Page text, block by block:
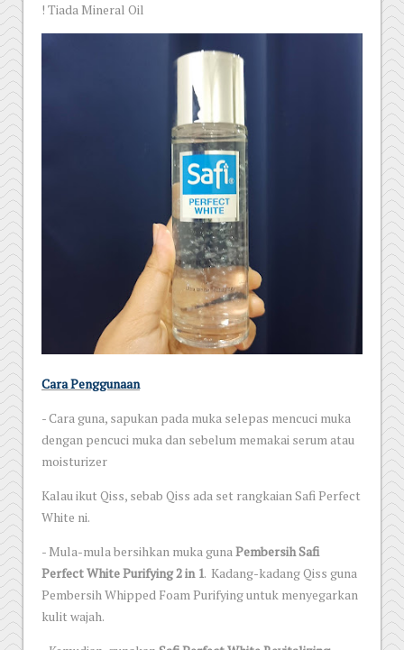
! Tiada Mineral Oil
Cara Penggunaan
- Cara guna, sapukan pada muka selepas mencuci muka
dengan pencuci muka dan sebelum memakai serum atau
moisturizer
Kalau ikut Qiss, sebab Qiss ada set rangkaian Safi Perfect
White ni.
- Mula-mula bersihkan muka gunaPembersih Safi
Perfect White Purifying 2 in 1. Kadang-kadang Qiss guna
Pembersih Whipped Foam Purifying untuk menyegarkan
kulit wajah.